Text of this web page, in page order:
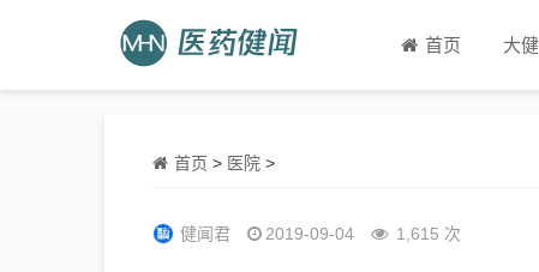
首页 大
首页 > 医院 >
健闻君 2019-09-04 1,615 次